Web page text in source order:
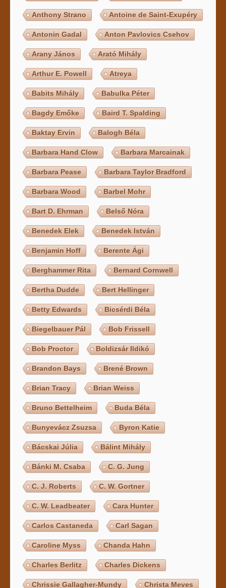
Anthony Strano Antoine de Saint-Exupéry
Antonin Gadal Anton Pavlovics Csehov
Arany János Arató Mihály
Arthur E. Powell Atreya
Babits Mihály Babulka Péter
Bagdy Emőke Baird T. Spalding
Baktay Ervin Balogh Béla
Barbara Hand Clow Barbara Marcainak
Barbara Pease Barbara Taylor Bradford
Barbara Wood Barbel Mohr
Bart D. Ehrman Belső Nóra
Benedek Elek Benedek István
Benjamin Hoff Berente Ági
Berghammer Rita Bernard Cornwell
Bertha Dudde Bert Hellinger
Betty Edwards Bicsérdi Béla
Biegelbauer Pál Bob Frissell
Bob Proctor Boldizsár Ildikó
Brandon Bays Brené Brown
Brian Tracy Brian Weiss
Bruno Bettelheim Buda Béla
Bunyevácz Zsuzsa Byron Katie
Bácskai Júlia Bálint Mihály
Bánki M. Csaba C. G. Jung
C. J. Roberts C. W. Gortner
C. W. Leadbeater Cara Hunter
Carlos Castaneda Carl Sagan
Caroline Myss Chanda Hahn
Charles Berlitz Charles Dickens
Chrissie Gallagher-Mundy Christa Meves